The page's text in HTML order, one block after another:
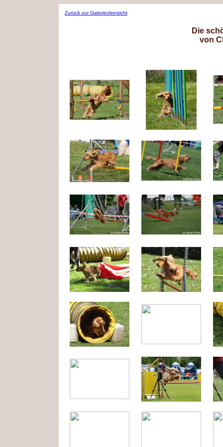
Zurück zur Galerieübersicht
Die
von